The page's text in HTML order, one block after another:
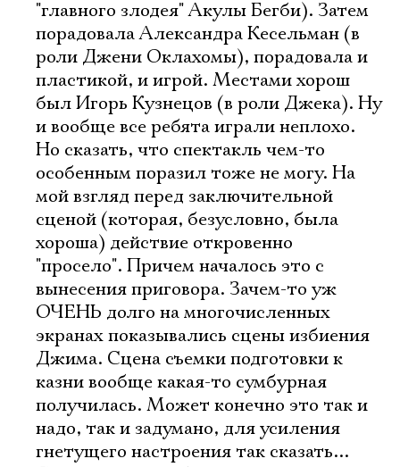
"главного злодея" Акулы Бегби). Затем
порадовала Александра Кесельман (в
роли Джени Оклахомы), порадовала и
пластикой, и игрой. Местами хорош
был Игорь Кузнецов (в роли Джека). Ну
и вообще все ребята играли неплохо.
Но сказать, что спектакль чем-то
особенным поразил тоже не могу. На
мой взгляд перед заключительной
сценой (которая, безусловно, была
хороша) действие откровенно
"просело". Причем началось это с
вынесения приговора. Зачем-то уж
ОЧЕНЬ долго на многочисленных
экранах показывались сцены избиения
Джима. Сцена съемки подготовки к
казни вообще какая-то сумбурная
получилась. Может конечно это так и
надо, так и задумано, для усиления
гнетущего настроения так сказать...